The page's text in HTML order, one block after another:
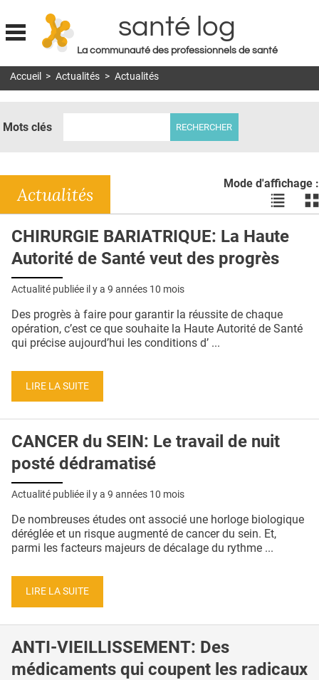
Jump to navigation
santé log
La communauté des professionnels de santé
MON COMPTE
DOSSIERS
RÉSEAUX
E-REVUE SAD
QUI SOMMES-NOUS ?
CONDITIONS GÉNÉRALES
CRÉDITS
Accueil > Actualités > Actualités
Mots clés
Mode d'affichage :
Voir
les
en
liste
les
Actualités
CHIRURGIE BARIATRIQUE: La Haute
Autorité de Santé veut des progrès
Actualité publiée il y a 9 années 10 mois
Des progrès à faire pour garantir la réussite de chaque
opération, c’est ce que souhaite la Haute Autorité de Santé
qui précise aujourd’hui les conditions d’ ...
LIRE LA SUITE
CANCER du SEIN: Le travail de nuit
posté dédramatisé
Actualité publiée il y a 9 années 10 mois
De nombreuses études ont associé une horloge biologique
déréglée et un risque augmenté de cancer du sein. Et,
parmi les facteurs majeurs de décalage du rythme ...
LIRE LA SUITE
ANTI-VIEILLISSEMENT: Des
médicaments qui coupent les radicaux